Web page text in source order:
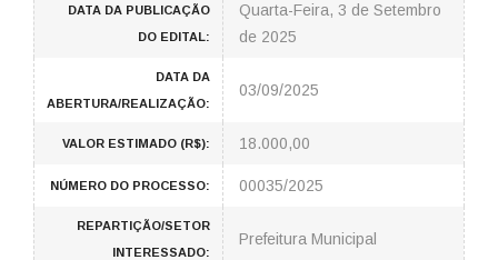
DATA DA PUBLICAÇÃO
DO EDITAL:
Quarta-Feira, 3 de Setembro
de 2025
DATA DA
ABERTURA/REALIZAÇÃO:
03/09/2025
VALOR ESTIMADO (R$): 18.000,00
NÚMERO DO PROCESSO: 00035/2025
REPARTIÇÃO/SETOR
INTERESSADO:
Prefeitura Municipal